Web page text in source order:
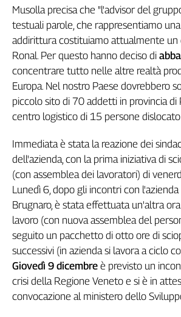
Campania
Emilia-
Romagna
Friuli
Venezia
Lazio
Liguria
Marche
Piemonte
Puglia
Sardegna
Sicilia
Toscana
Trentino
Umbria
Valle
D'Aosta
Veneto
Musolla precisa che "l'advisor del
testuali parole, che rappresentiamo
addirittura costituiamo attualmente un
Ronal. Per questo hanno deciso di
concentrare tutto nelle altre realtà
Europa. Nel nostro Paese dovrebbero
piccolo sito di 70 addetti in provincia di
centro logistico di 15 persone dislocato
Immediata è stata la reazione dei
dell'azienda, con la prima iniziativa di
(con assemblea dei lavoratori) di
Lunedì 6, dopo gli incontri con
Brugnaro, è stata effettuata un'altra
lavoro (con nuova assemblea del
seguito un pacchetto di otto ore di
successivi (in azienda si lavora a ciclo
Giovedì 9 dicembre è previsto un
crisi della Regione Veneto e si è in
convocazione al ministero dello